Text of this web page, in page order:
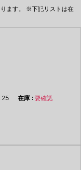
ます。 ※下記リストは在
25
要確認